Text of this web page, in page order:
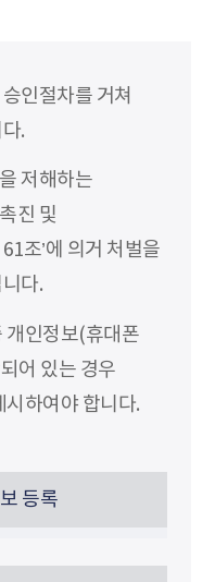
인절차를 거쳐
.
저해하는
진 및
조’에 의거 처벌을
다.
개인정보(휴대폰
어 있는 경우
시하여야 합니다.
등록